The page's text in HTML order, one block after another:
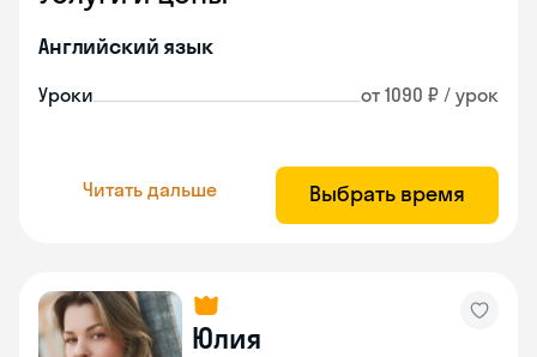
Английский язык
Уроки от 1090 ₽ / урок
Читать дальше Выбрать время
Юлия